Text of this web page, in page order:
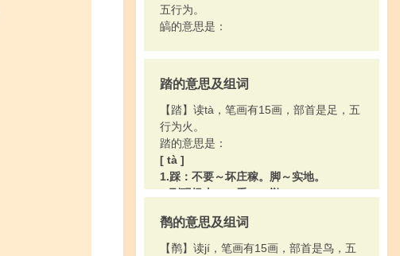
五行为。
皜的意思是：
踏的意思及组词
【踏】读tà，笔画有15画，部首是足，五
行为火。
踏的意思是：
[ tà ]
1.踩：不要～坏庄稼。脚～实地。
2.到现场去：～看。～勘。
〔踏实〕同“塌实”
鹡的意思及组词
【鹡】读jí，笔画有15画，部首是鸟，五